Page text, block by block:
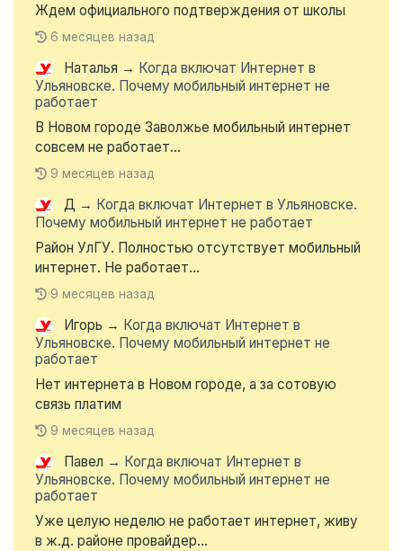
Ждем официального подтверждения от школы
6 месяцев назад
Наталья → Когда включат Интернет в
Ульяновске. Почему мобильный интернет не
работает
В Новом городе Заволжье мобильный интернет
совсем не работает...
9 месяцев назад
Д → Когда включат Интернет в Ульяновске.
Почему мобильный интернет не работает
Район УлГУ. Полностью отсутствует мобильный
интернет. Не работает...
9 месяцев назад
Игорь → Когда включат Интернет в
Ульяновске. Почему мобильный интернет не
работает
Нет интернета в Новом городе, а за сотовую
связь платим
9 месяцев назад
Павел → Когда включат Интернет в
Ульяновске. Почему мобильный интернет не
работает
Уже целую неделю не работает интернет, живу
в ж.д. районе провайдер...